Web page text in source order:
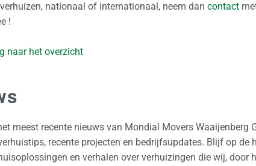
nationaal of internationaal, neem dan contact
!
naar het overzicht
meest recente nieuws van Mondial Movers Waaijenberg
recente projecten en bedrijfsupdates. Blijf op de
en verhalen over verhuizingen die wij, door